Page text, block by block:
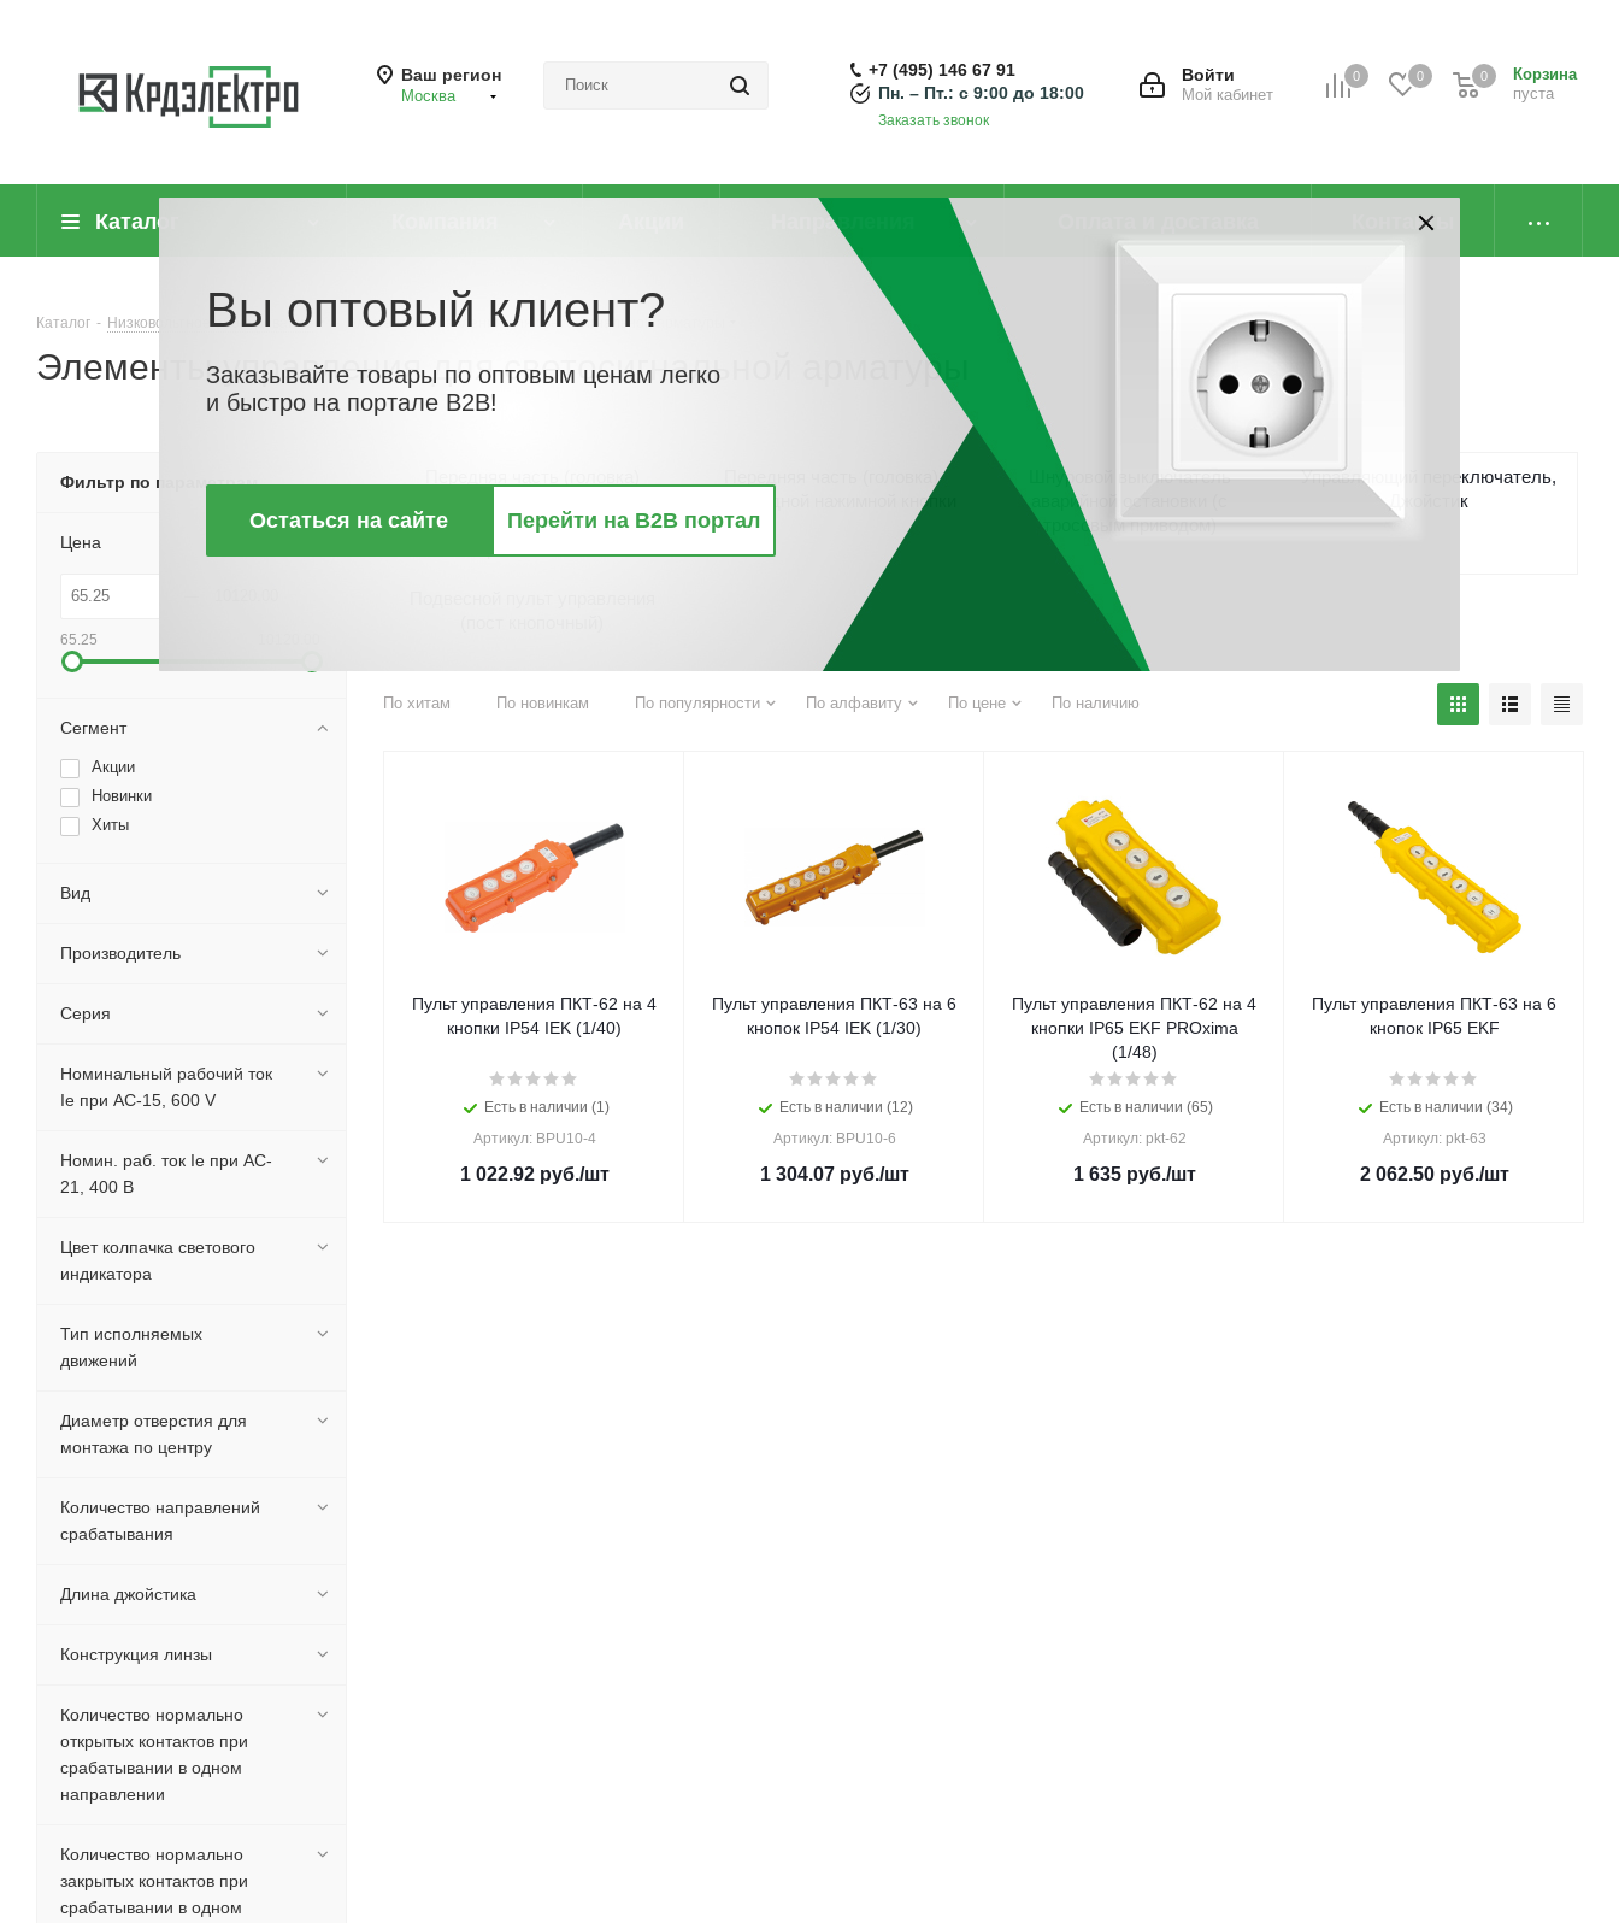
Ваш регион
Москва
0 0
Корзина
пуста
0
Войти
Мой кабинет
+7 (495) 146 67 91
Пн. – Пт.: с 9:00 до 18:00
Заказать звонок
Каталог Направления Контакты
Каталог - Низковольтное оборудование - Элементы управления для светосигнальной арматуры
Элементы управления для светосигнальной арматуры
многопозиционного
грибовидной нажимной кнопки
Шнуровой выключатель
аварийной остановки (с
тросовым приводом)
Управляющий переключатель,
Джойстик
По хитам По новинкам По популярности По алфавиту По цене По наличию
Пульт управления ПКТ-62 на 4
кнопки IP54 IEK (1/40)
Есть в наличии (1)
Артикул: BPU10-4
1 022.92руб./шт
Пульт управления ПКТ-63 на 6
кнопок IP54 IEK (1/30)
Есть в наличии (12)
Артикул: BPU10-6
1 304.07руб./шт
Пульт управления ПКТ-62 на 4
кнопки IP65 EKF PROxima
(1/48)
Есть в наличии (65)
Артикул: pkt-62
1 635руб./шт
Пульт управления ПКТ-63 на 6
кнопок IP65 EKF
Есть в наличии (34)
Артикул: pkt-63
2 062.50руб./шт
Фильтр по параметрам
Цена
65.25
Сегмент
Акции
Новинки
Хиты
Вид
Производитель
Серия
Номинальный рабочий ток
Ie при AC-15, 600 V
Номин. раб. ток Ie при AC-
21, 400 В
Цвет колпачка светового
индикатора
Тип исполняемых
движений
Диаметр отверстия для
монтажа по центру
Количество направлений
срабатывания
Длина джойстика
Конструкция линзы
Количество нормально
открытых контактов при
срабатывании в одном
направлении
Количество нормально
закрытых контактов при
срабатывании в одном
Вы оптовый клиент?
Заказывайте товары по оптовым ценам легко
и быстро на портале B2B!
Остаться на сайте Перейти на B2B портал